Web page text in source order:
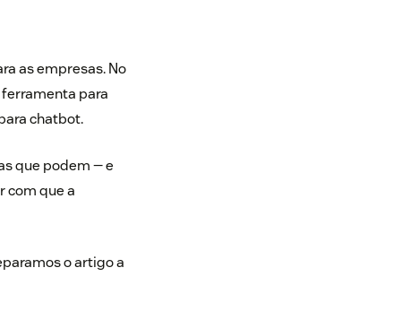
as empresas. No
para
chatbot.
que podem — e
com que a
o artigo a